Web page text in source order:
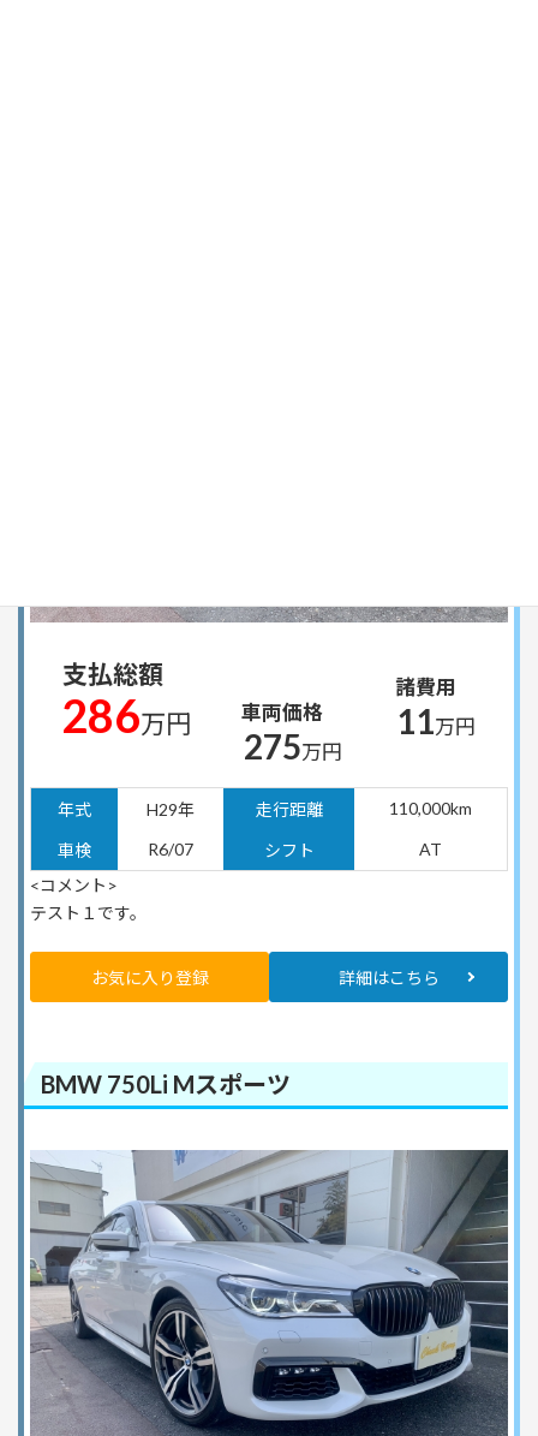
支払総額
286万円 車両価格
275万円
諸費用
11万円
年式 H29年 走行距離 110,000km
車検 R6/07 シフト
AT
<コメント>
テスト１です。
お気に入り登録 詳細はこちら
BMW 750Li Mスポーツ